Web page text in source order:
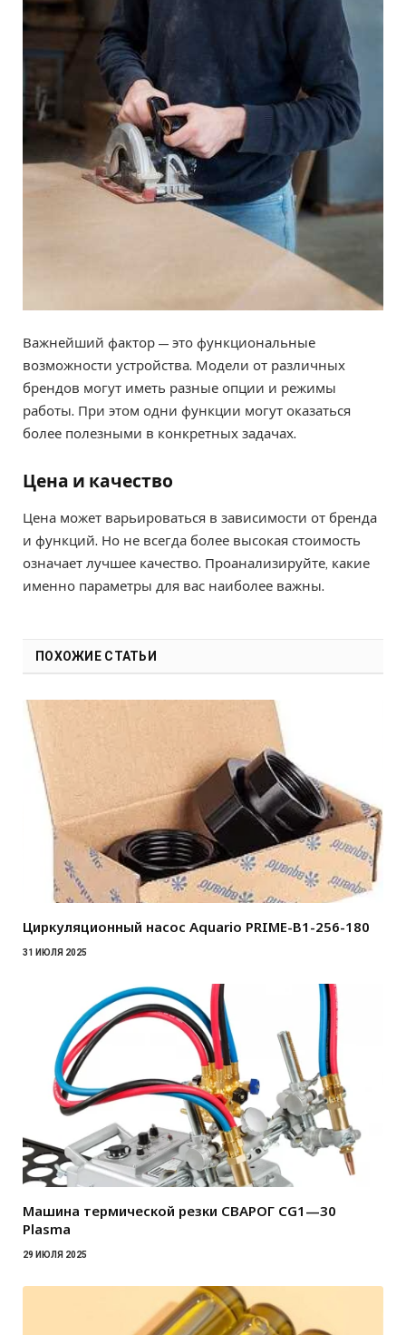
Важнейший фактор — это функциональные
возможности устройства. Модели от различных
брендов могут иметь разные опции и режимы
работы. При этом одни функции могут оказаться
более полезными в конкретных задачах.
Цена и качество
Цена может варьироваться в зависимости от бренда
и функций. Но не всегда более высокая стоимость
означает лучшее качество. Проанализируйте, какие
именно параметры для вас наиболее важны.
ПОХОЖИЕ СТАТЬИ
Циркуляционный насос Aquario PRIME-B1-256-180
31 ИЮЛЯ 2025
Машина термической резки СВАРОГ CG1—30
Plasma
29 ИЮЛЯ 2025